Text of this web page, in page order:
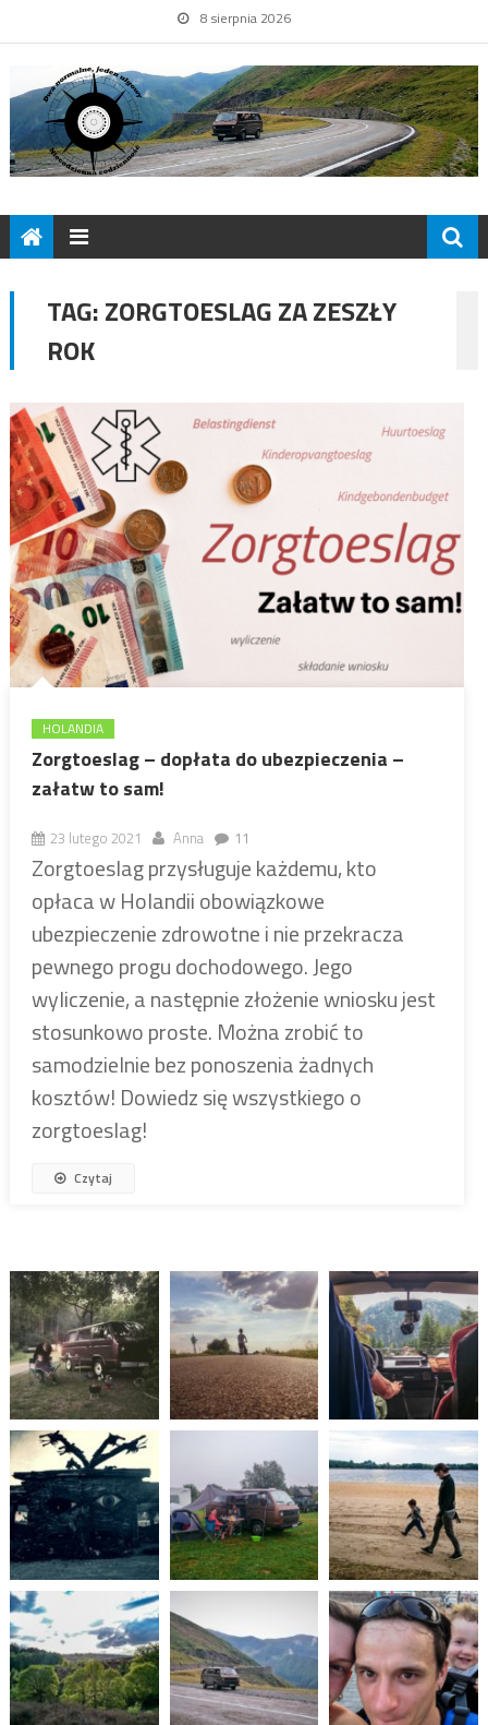
8 sierpnia 2026
TAG:ZORGTOESLAG ZA ZESZŁY
ROK
HOLANDIA
Zorgtoeslag – dopłata do ubezpieczenia –
załatw to sam!
23 lutego 2021 Anna 11
Zorgtoeslag przysługuje każdemu, kto
opłaca w Holandii obowiązkowe
ubezpieczenie zdrowotne i nie przekracza
pewnego progu dochodowego. Jego
wyliczenie, a następnie złożenie wniosku jest
stosunkowo proste. Można zrobić to
samodzielnie bez ponoszenia żadnych
kosztów! Dowiedz się wszystkiego o
zorgtoeslag!
Czytaj